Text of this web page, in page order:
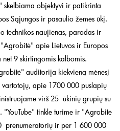
objektyvi ir patikrinta
Sąjungos ir pasaulio žemės ūkį.
technikos naujienas, parodas ir
apie Lietuvos ir Europos
9 skirtingomis kalbomis.
auditorija kiekvieną mėnesį
apie 1700 000 puslapių
virš 25 ūkinių grupių su
tinkle turime ir "Agrobitė
prenumeratorių ir per 1 600 000